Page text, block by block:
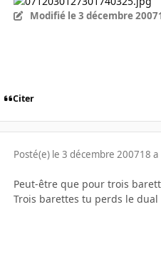
Modifié le 3 décembre 2007
Citer
Posté(e) le 3 décembre 200718 a
Peut-être que pour trois
Trois barettes tu perds le